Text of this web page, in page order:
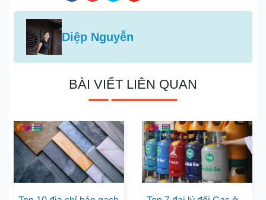
Diệp Nguyễn
BÀI VIẾT LIÊN QUAN